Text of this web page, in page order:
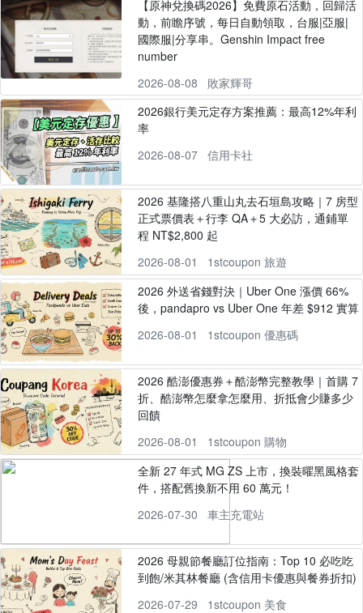
【原神兌換碼2026】免費原石活動，回歸活
動，前瞻序號，每日自動領取，台服|亞服|
國際服|分享串。Genshin Impact free
number
2026-08-08
敗家輝哥
2026銀行美元定存方案推薦：最高12%年利
率
2026-08-07
信用卡社
2026 基隆搭八重山丸去石垣島攻略｜7 房型
正式票價表＋行李 QA＋5 大必訪，通鋪單
程 NT$2,800 起
2026-08-01
1stcoupon 旅遊
2026 外送省錢對決｜Uber One 漲價 66%
後，pandapro vs Uber One 年差 $912 實算
2026-08-01
1stcoupon 優惠碼
2026 酷澎優惠券＋酷澎幣完整教學｜首購 7
折、酷澎幣怎麼拿怎麼用、折抵會少賺多少
回饋
2026-08-01
1stcoupon 購物
全新 27 年式 MG ZS 上市，換裝曜黑風格套
件，搭配舊換新不用 60 萬元！
2026-07-30
車主充電站
2026 母親節餐廳訂位指南：Top 10 必吃吃
到飽/米其林餐廳 (含信用卡優惠與餐券折扣)
2026-07-29
1stcoupon 美食